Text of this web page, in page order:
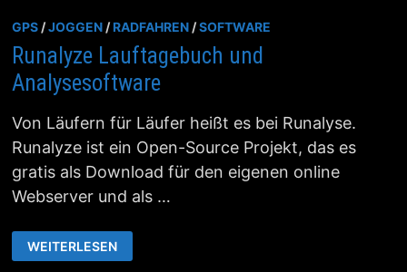
GPS /JOGGEN /RADFAHREN /SOFTWARE
Runalyze Lauftagebuch und
Analysesoftware
Von Läufern für Läufer heißt es bei Runalyse.
Runalyze ist ein Open-Source Projekt, das es
gratis als Download für den eigenen online
Webserver und als …
RUNALYZE
LAUFTAGEBUCH
UND
WEITERLESEN